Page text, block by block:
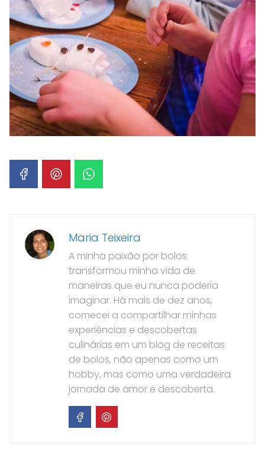
Maria Teixeira
A minha paixão por bolos
transformou minha vida de
maneiras que eu nunca poderia
imaginar. Há mais de dez anos,
comecei a compartilhar minhas
experiências e descobertas
culinárias em um blog de receitas
de bolos, não apenas como um
hobby, mas como uma verdadeira
jornada de amor e descoberta.